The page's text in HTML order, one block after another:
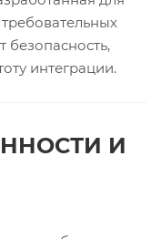
безопасность,
интеграции.
И